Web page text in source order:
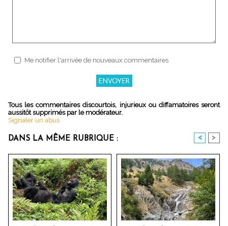
Me notifier l'arrivée de nouveaux commentaires
Tous les commentaires discourtois, injurieux ou diffamatoires seront
aussitôt supprimés par le modérateur.
Signaler un abus
DANS LA MÊME RUBRIQUE : < >